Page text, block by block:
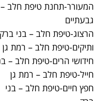
–
המעורר 24/
ברק
הרב הרצוג 20/
גן
המרגנית 10/
– בני ברק
חידושי הרי"ם 8/
החי"ל 16/
חפץ חיים 7/